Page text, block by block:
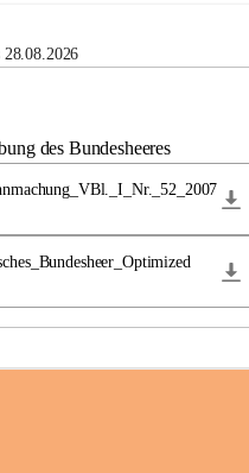
28.08.2026
des Bundesheeres